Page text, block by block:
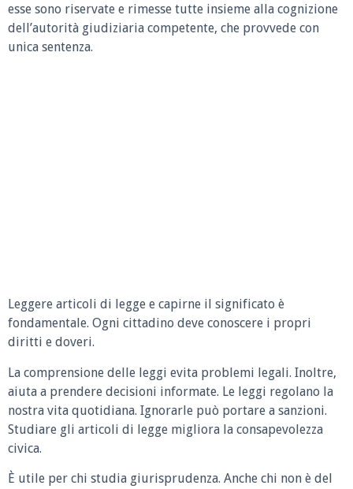
esse sono riservate e rimesse tutte insieme alla cognizione
dell’autorità giudiziaria competente, che provvede con
unica sentenza.
Leggere articoli di legge e capirne il significato è
fondamentale. Ogni cittadino deve conoscere i propri
diritti e doveri.
La comprensione delle leggi evita problemi legali. Inoltre,
aiuta a prendere decisioni informate. Le leggi regolano la
nostra vita quotidiana. Ignorarle può portare a sanzioni.
Studiare gli articoli di legge migliora la consapevolezza
civica.
È utile per chi studia giurisprudenza. Anche chi non è del